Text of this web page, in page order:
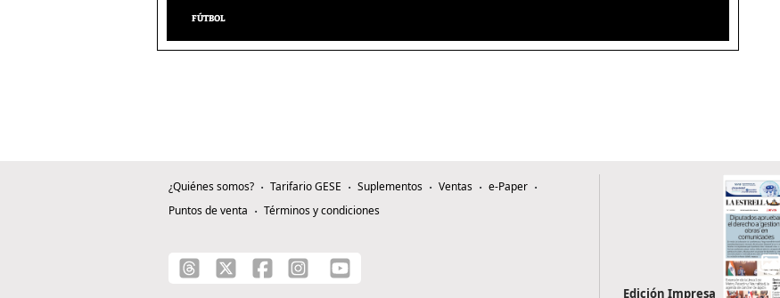
FÚTBOL
¿Quiénes somos? Tarifario GESE Suplementos Ventas
e-Paper
Puntos de venta
Términos y condiciones
Edición Impresa